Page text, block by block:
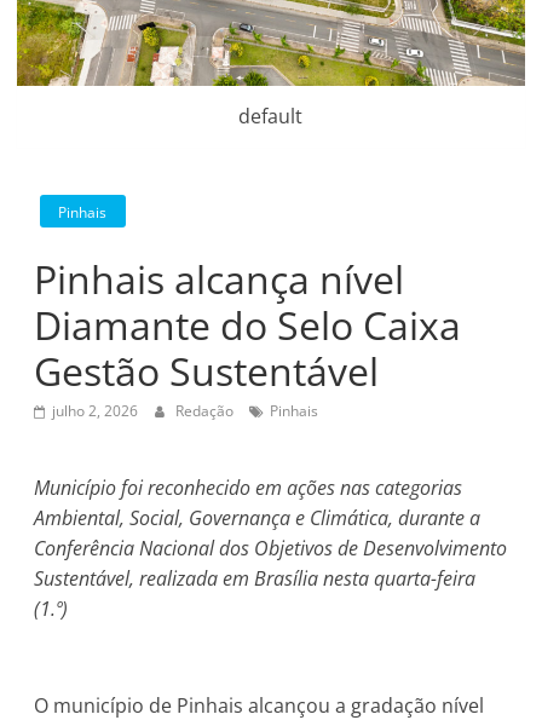
default
Pinhais
Pinhais alcança nível
Diamante do Selo Caixa
Gestão Sustentável
julho 2, 2026 Redação Pinhais
Município foi reconhecido em ações nas categorias
Ambiental, Social, Governança e Climática, durante a
Conferência Nacional dos Objetivos de Desenvolvimento
Sustentável, realizada em Brasília nesta quarta-feira
(1.º)
O município de Pinhais alcançou a gradação nível